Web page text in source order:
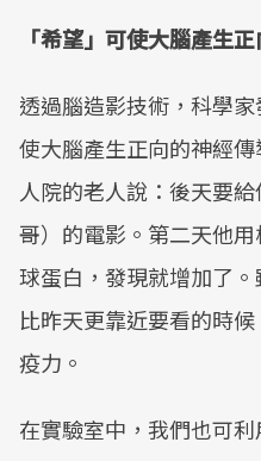
「希望」可使大腦產生
透過腦造影技術，科學
使大腦產生正向的神經
人院的老人說：後天要
哥）的電影。第二天他
球蛋白，發現就增加了
比昨天更靠近要看的時
疫力。
在實驗室中，我們也可